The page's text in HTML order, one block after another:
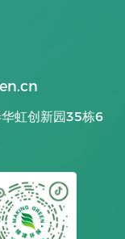
虹创新园35栋6